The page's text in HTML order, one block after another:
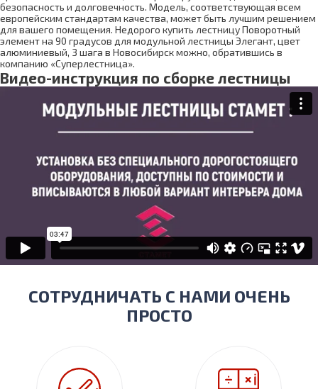
безопасность и долговечность. Модель, соответствующая всем
европейским стандартам качества, может быть лучшим решением
для вашего помещения. Недорого купить лестницу Поворотный
элемент на 90 градусов для модульной лестницы Элегант, цвет
алюминиевый, 3 шага в Новосибирск можно, обратившись в
компанию «Суперлестница».
Видео-инструкция по сборке лестницы
СОТРУДНИЧАТЬ С НАМИ ОЧЕНЬ
ПРОСТО